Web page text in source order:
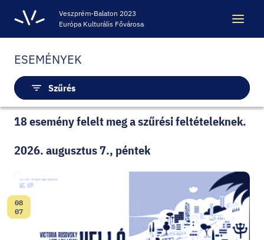
Veszprém-Balaton 2023
Európa Kulturális Fővárosa
Keresés
ÖRÖKSÉG
VESZPRÉM-BALATON 2023 EKF
CODE - DIGITÁLIS ÉLMÉNYKÖZPONT
VÁRBÖRTÖN LÁTOGATÓKÖZPONT
ESEMÉNYEK
Szűrés
18 esemény felelt meg a szűrési feltételeknek.
2026. augusztus 7., péntek
Dátum:
08
07